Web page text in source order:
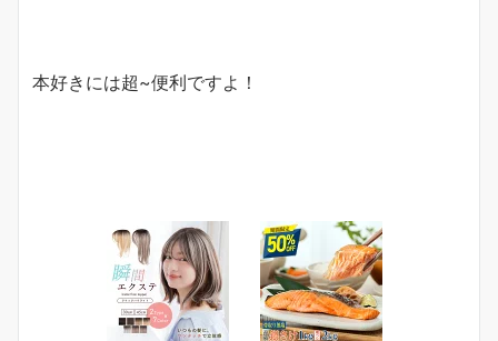
本好きには超~便利ですよ！